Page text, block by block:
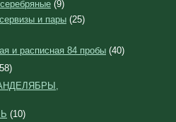
(9)
и пары (25)
и расписная 84 пробы (40)
(10)